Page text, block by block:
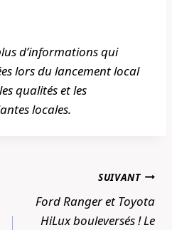
d’informations qui
lors du lancement local
qualités et les
locales.
SUIVANT
Ford Ranger et Toyota
HiLux bouleversés ! Le